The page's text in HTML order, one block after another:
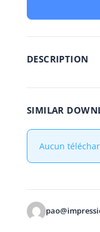
DESCRIPTION
SIMILAR
Aucun